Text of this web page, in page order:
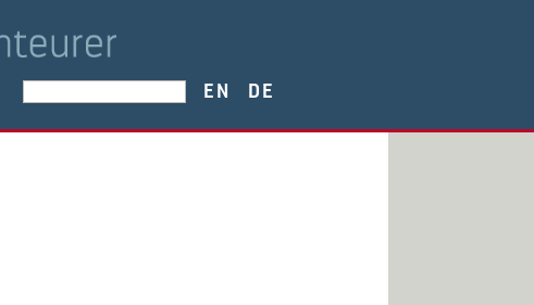
EN DE